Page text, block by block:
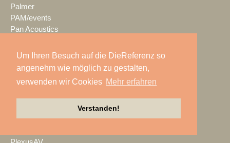
Um Ihren Besuch auf die DieReferenz so
angenehm wie möglich zu gestalten,
verwenden wir Cookies Mehr erfahren
Verstanden!
Palmer
PAM/events
Pan Acoustics
Panasonic
Party Rent
Partylöwe
Peerless-AV
perfect sound
PIK AG